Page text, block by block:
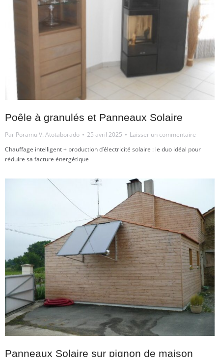
Poêle à granulés et Panneaux Solaire
Par Poramu V. Atotaborado 25 avril 2025
Laisser un commentaire
Chauffage intelligent + production d’électricité solaire : le duo idéal pour
réduire sa facture énergétique
Panneaux Solaire sur pignon de maison